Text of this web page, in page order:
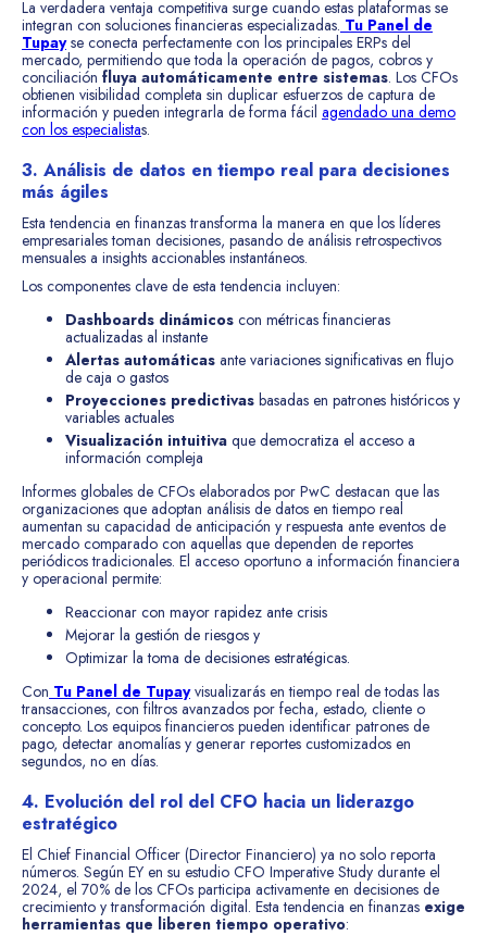
La verdadera ventaja competitiva surge cuando estas plataformas se
integran con soluciones financieras especializadas. Tu Panel de
Tupayse conecta perfectamente con los principales ERPs del
mercado, permitiendo que toda la operación de pagos, cobros y
conciliación fluya automáticamente entre sistemas. Los CFOs
obtienen visibilidad completa sin duplicar esfuerzos de captura de
información y pueden integrarla de forma fácil agendado una demo
con los especialistas.
3. Análisis de datos en tiempo real para decisiones
más ágiles
Esta tendencia en finanzas transforma la manera en que los líderes
empresariales toman decisiones, pasando de análisis retrospectivos
mensuales a insights accionables instantáneos.
Los componentes clave de esta tendencia incluyen:
Dashboards dinámicos con métricas financieras
actualizadas al instante
Alertas automáticas ante variaciones significativas en flujo
de caja o gastos
Proyecciones predictivas basadas en patrones históricos y
variables actuales
Visualización intuitiva que democratiza el acceso a
información compleja
Informes globales de CFOs elaborados por PwC destacan que las
organizaciones que adoptan análisis de datos en tiempo real
aumentan su capacidad de anticipación y respuesta ante eventos de
mercado comparado con aquellas que dependen de reportes
periódicos tradicionales. El acceso oportuno a información financiera
y operacional permite:
Reaccionar con mayor rapidez ante crisis
Mejorar la gestión de riesgos y
Optimizar la toma de decisiones estratégicas.
Con Tu Panel de Tupayvisualizarás en tiempo real de todas las
transacciones, con filtros avanzados por fecha, estado, cliente o
concepto. Los equipos financieros pueden identificar patrones de
pago, detectar anomalías y generar reportes customizados en
segundos, no en días.
4. Evolución del rol del CFO hacia un liderazgo
estratégico
El Chief Financial Officer (Director Financiero) ya no solo reporta
números. Según EY en su estudio CFO Imperative Study durante el
2024, el 70% de los CFOs participa activamente en decisiones de
crecimiento y transformación digital. Esta tendencia en finanzas exige
herramientas que liberen tiempo operativo: